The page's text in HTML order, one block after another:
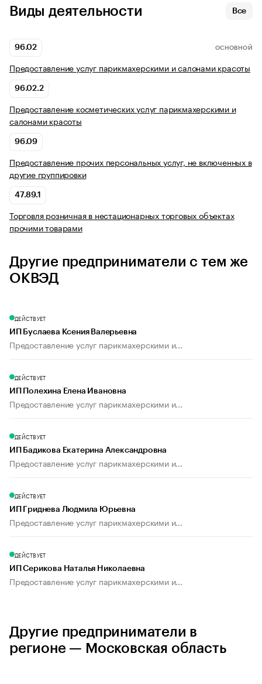
Виды деятельности Все
96.02 ОСНОВНОЙ
Предоставление услуг парикмахерскими и салонами красоты
96.02.2
Предоставление косметических услуг парикмахерскими и
салонами красоты
96.09
Предоставление прочих персональных услуг, не включенных в
другие группировки
47.89.1
Торговля розничная в нестационарных торговых объектах
прочими товарами
Другие предприниматели с тем же
ОКВЭД
ДЕЙСТВУЕТ
ИП Буслаева Ксения Валерьевна
Предоставление услуг парикмахерскими и...
ДЕЙСТВУЕТ
ИП Полехина Елена Ивановна
Предоставление услуг парикмахерскими и...
ДЕЙСТВУЕТ
ИП Бадикова Екатерина Александровна
Предоставление услуг парикмахерскими и...
ДЕЙСТВУЕТ
ИП Гриднева Людмила Юрьевна
Предоставление услуг парикмахерскими и...
ДЕЙСТВУЕТ
ИП Серикова Наталья Николаевна
Предоставление услуг парикмахерскими и...
Другие предприниматели в
регионе — Московская область